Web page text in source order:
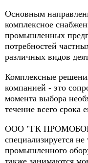
Основным
комплексное
промышленных
потребностей
различных видов
Комплексные
компанией - это
момента выбора
течение всего срока
ООО "ГК
специализируется
промышленного
также занимаются